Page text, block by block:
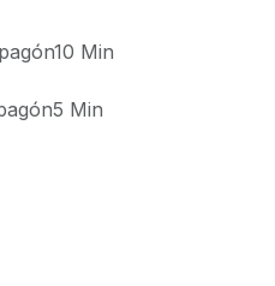
Min
Min